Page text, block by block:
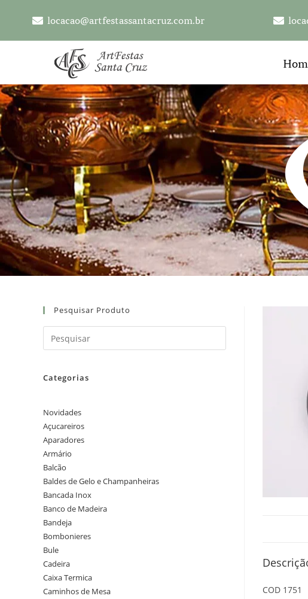
locacao@artfestassantacruz.com.br
COD 1751
Pesquisar Produto
Categorias
Novidades
Açucareiros
Aparadores
Armário
Balcão
Baldes de Gelo e Champanheiras
Bancada Inox
Banco de Madeira
Bandeja
Bombonieres
Bule
Cadeira
Caixa Termica
Caminhos de Mesa